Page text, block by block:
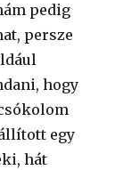
pedig
persze
hogy
egy
hát